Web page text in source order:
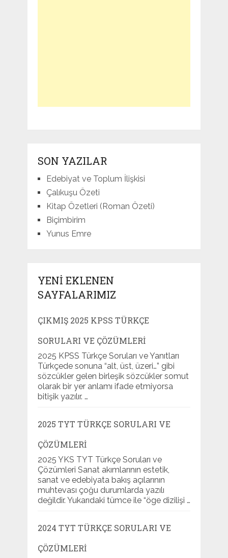
SON YAZILAR
Edebiyat ve Toplum İlişkisi
Çalıkuşu Özeti
Kitap Özetleri (Roman Özeti)
Biçimbirim
Yunus Emre
YENI EKLENEN
SAYFALARIMIZ
ÇIKMIŞ 2025 KPSS TÜRKÇE
SORULARI VE ÇÖZÜMLERI
2025 KPSS Türkçe Soruları ve Yanıtları
Türkçede sonuna “alt, üst, üzeri…” gibi
sözcükler gelen birleşik sözcükler somut
olarak bir yer anlamı ifade etmiyorsa
bitişik yazılır. …
2025 TYT TÜRKÇE SORULARI VE
ÇÖZÜMLERI
2025 YKS TYT Türkçe Soruları ve
Çözümleri Sanat akımlarının estetik,
sanat ve edebiyata bakış açılarının
muhtevası çoğu durumlarda yazılı
değildir. Yukarıdaki tümce ile “öge dizilişi …
2024 TYT TÜRKÇE SORULARI VE
ÇÖZÜMLERI